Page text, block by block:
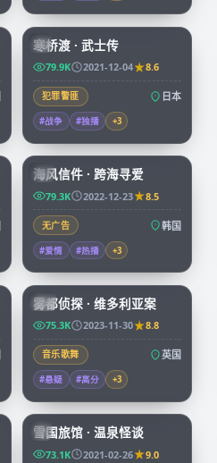
JP
99:29
寒桥渡 · 武士传
79.9K 2021-12-04 8.6
犯罪警匪 日本
#战争 #独播 +3
KR
海风信件 · 跨海寻爱
79.3K 2022-12-23 8.5
无广告 韩国
#爱情 #热播 +3
CN
68:22
雾都侦探 · 维多利亚案
75.3K 2023-11-30 8.8
音乐歌舞 英国
#悬疑 #高分 +3
JP
雪国旅馆 · 温泉怪谈
73.1K 2021-02-26 9.0